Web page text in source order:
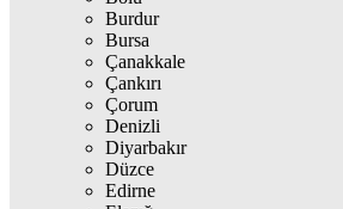
Burdur
Bursa
Çanakkale
Çankırı
Çorum
Denizli
Diyarbakır
Düzce
Edirne